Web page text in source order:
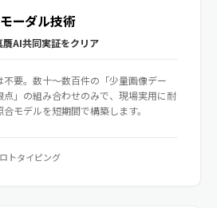
ーダル技術
AI共同実証をクリア
要。数十〜数百件の「少量画像デー
」の組み合わせのみで、現場実用に耐
モデルを短期間で構築します。
トタイピング